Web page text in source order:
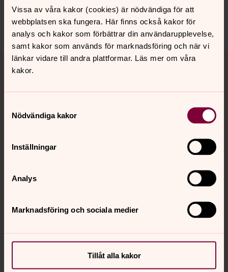
Vissa av våra kakor (cookies) är nödvändiga för att
webbplatsen ska fungera. Här finns också kakor för
analys och kakor som förbättrar din användarupplevelse,
samt kakor som används för marknadsföring och när vi
länkar vidare till andra plattformar. Läs mer om våra
kakor.
Nödvändiga kakor
Inställningar
Analys
Marknadsföring och sociala medier
Tillåt alla kakor
Tillbaka till toppen
Tillbaka till innehållet
Kalender
Hitta snabbt